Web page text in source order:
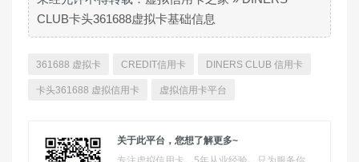
CLUB卡头361688虚拟卡基础信息
361688 虚拟卡 CREDIT信用卡 DINERS CLUB 信用卡
卡头361688 虚拟信用卡 虚拟信用卡平台
关于此平台，您想了解更多~